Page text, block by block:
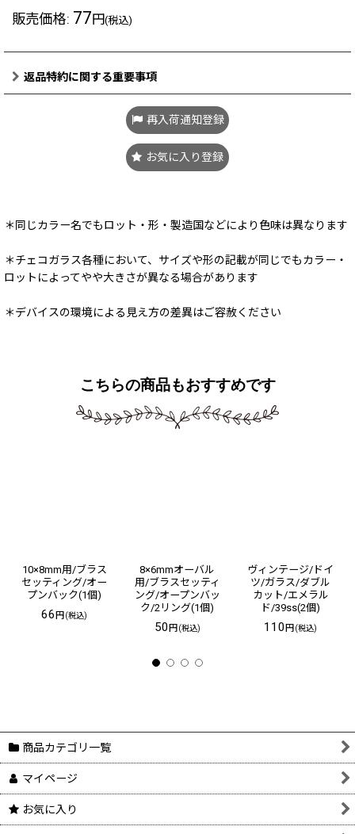
販売価格: 77円(税込)
返品特約に関する重要事項
再入荷通知登録
お気に入り登録
＊同じカラー名でもロット・形・製造国などにより色味は異なります
＊チェコガラス各種において、サイズや形の記載が同じでもカラー・
ロットによってやや大きさが異なる場合があります
＊デバイスの環境による見え方の差異はご容赦ください
こちらの商品もおすすめです
10×8mm用/ブラス
セッティング/オー
プンバック(1個)
66円 (税込)
8×6mmオーバル
用/ブラスセッティ
ング/オープンバッ
ク/2リング(1個)
50 円 (税込)
ヴィンテージ/ドイ
ツ/ガラス/ダブル
カット/エメラル
ド/39ss(2個)
110円 (税込)
商品カテゴリ一覧
マイページ
お気に入り